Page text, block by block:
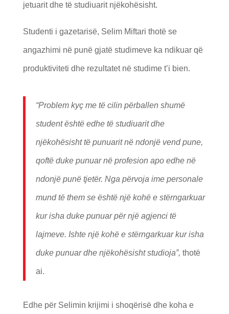
jetuarit dhe të studiuarit njëkohësisht.
Studenti i gazetarisë, Selim Miftari thotë se
angazhimi në punë gjatë studimeve ka ndikuar që
produktiviteti dhe rezultatet në studime t’i bien.
“Problem kyç me të cilin përballen shumë
student është edhe të studiuarit dhe
njëkohësisht të punuarit në ndonjë vend pune,
qoftë duke punuar në profesion apo edhe në
ndonjë punë tjetër. Nga përvoja ime personale
mund të them se është një kohë e stërngarkuar
kur isha duke punuar për një agjenci të
lajmeve. Ishte një kohë e stërngarkuar kur isha
duke punuar dhe njëkohësisht studioja”, thotë
ai.
Edhe për Selimin krijimi i shoqërisë dhe koha e